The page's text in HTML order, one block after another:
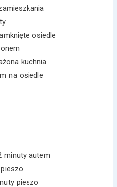
osiedle
kuchnia
na osiedle
minuty autem
pieszo